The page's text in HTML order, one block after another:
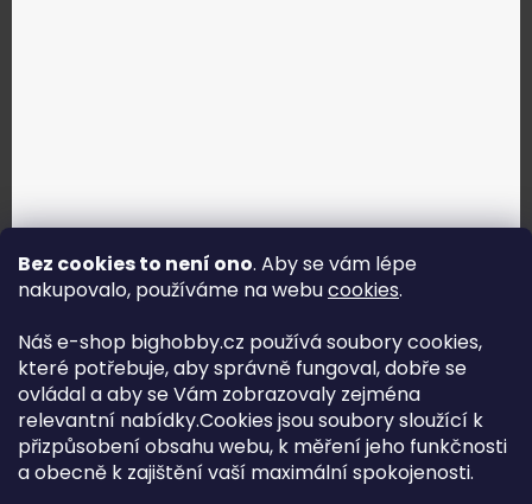
Bez cookies to není ono. Aby se vám lépe
nakupovalo, používáme na webucookies.
Náš e-shop bighobby.cz používá soubory cookies,
které potřebuje, aby správně fungoval, dobře se
ovládal a aby se Vám zobrazovaly zejména
relevantní nabídky.Cookies jsou soubory sloužící k
přizpůsobení obsahu webu, k měření jeho funkčnosti
a obecně k zajištění vaší maximální spokojenosti.
Jak vybrat správné servo?
Najít správné servo